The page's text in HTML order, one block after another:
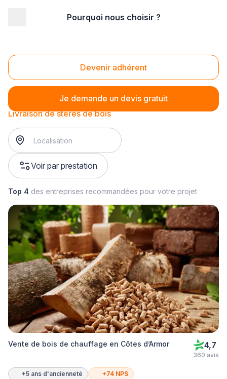
Pourquoi nous choisir ?
Devenir adhérent
Je demande un devis gratuit
Livraison de stères de bois
Livraison de stères de bois
Voir par prestation
Top 4 des entreprises recommandées pour votre projet
Vente de bois de chauffage en Côtes d’Armor 4,7
360 avis
+5 ans d'ancienneté +74 NPS